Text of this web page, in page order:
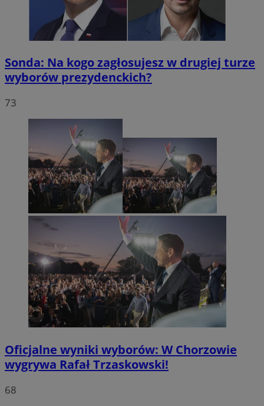
Sonda: Na kogo zagłosujesz w drugiej turze
wyborów prezydenckich?
73
Oficjalne wyniki wyborów: W Chorzowie
wygrywa Rafał Trzaskowski!
68